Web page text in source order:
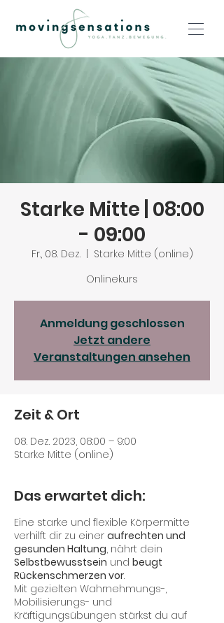
Starke Mitte | 08:00
- 09:00
Fr., 08. Dez.
  |
Starke Mitte (online)
Onlinekurs
Anmeldung geschlossen
Jetzt andere
Veranstaltungen ansehen
Zeit & Ort
08. Dez. 2023, 08:00 – 9:00
Starke Mitte (online)
Das erwartet dich:
Eine starke und flexible Körpermitte
verhilft dir zu einer aufrechten und
gesunden Haltung, nährt dein
Selbstbewusstsein und beugt
Rückenschmerzen vor.
Mit gezielten Wahrnehmungs-,
Mobilisierungs- und
Kräftigungsübungen stärkst du auf